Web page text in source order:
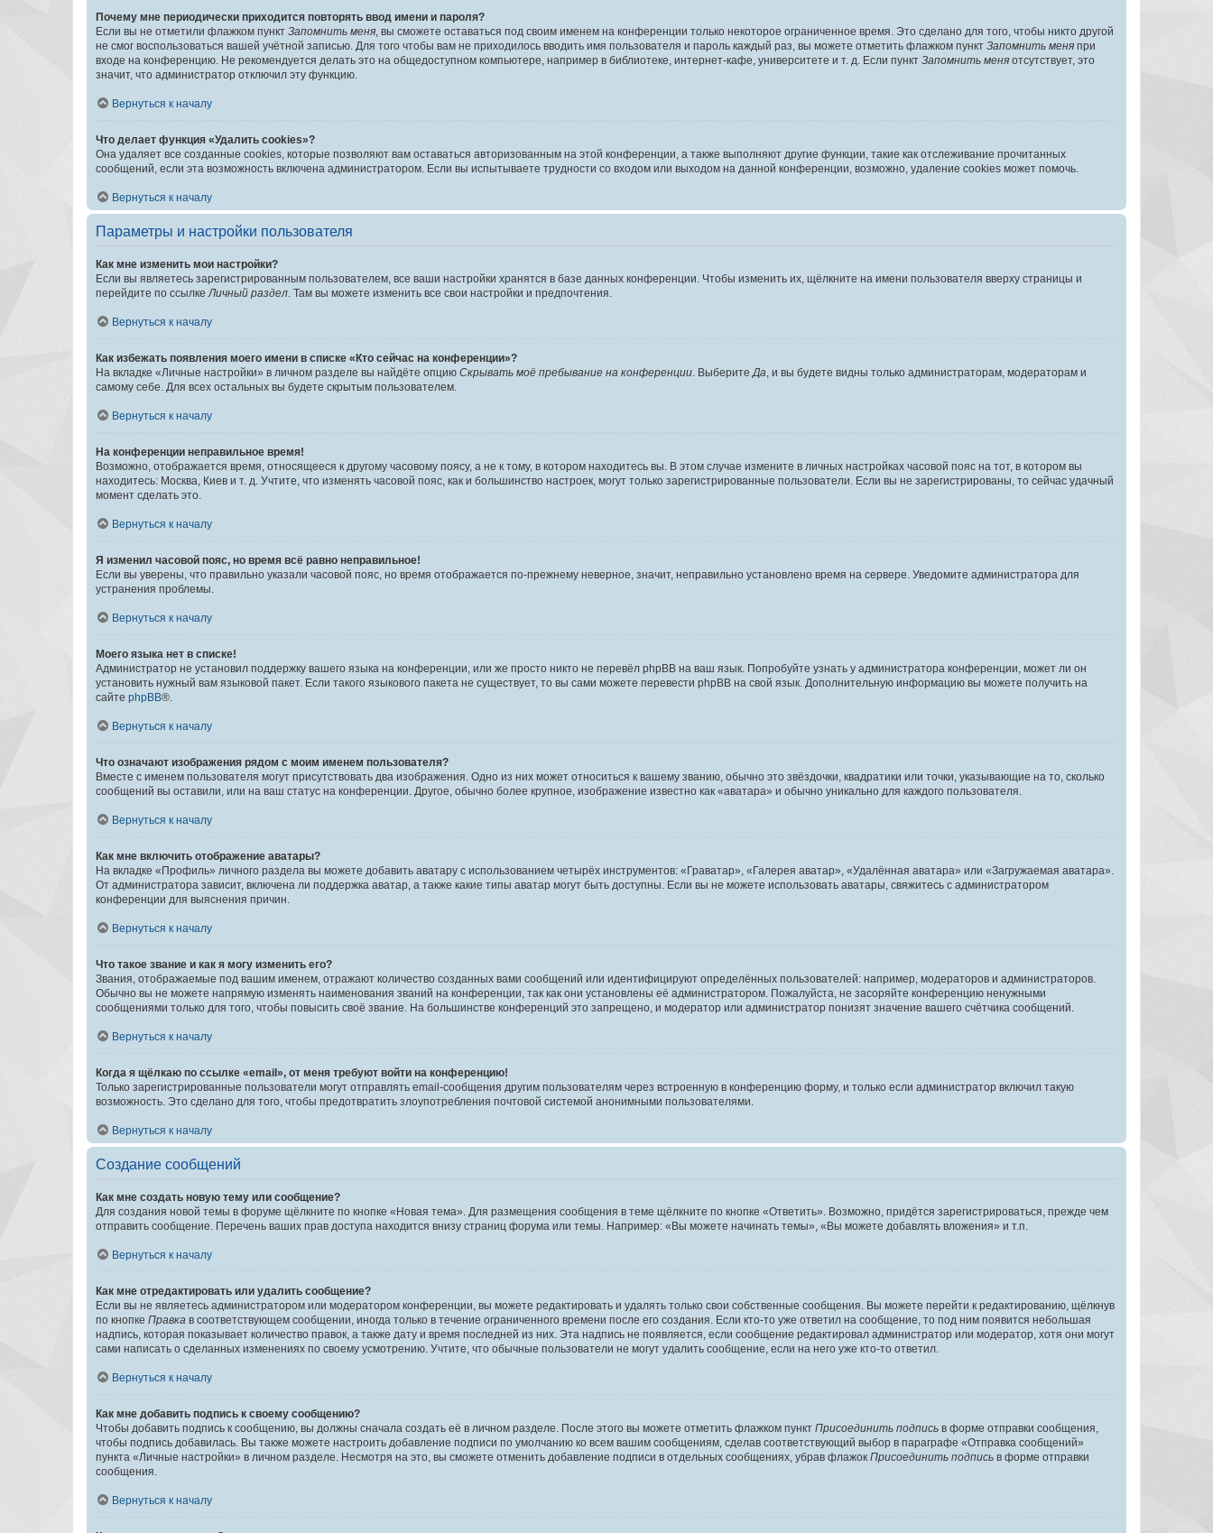
Почему мне периодически приходится повторять ввод имени и пароля?
Если вы не отметили флажком пункт Запомнить меня , вы сможете оставаться под своим именем на конференции только некоторое ограниченное время. Это сделано для того, чтобы никто другой
не смог воспользоваться вашей учётной записью. Для того чтобы вам не приходилось вводить имя пользователя и пароль каждый раз, вы можете отметить флажком пункт Запомнить меня при
входе на конференцию. Не рекомендуется делать это на общедоступном компьютере, например в библиотеке, интернет-кафе, университете и т. д. Если пункт Запомнить меня отсутствует, это
значит, что администратор отключил эту функцию.
Вернуться к началу
Что делает функция «Удалить cookies»?
Она удаляет все созданные cookies, которые позволяют вам оставаться авторизованным на этой конференции, а также выполняют другие функции, такие как отслеживание прочитанных
сообщений, если эта возможность включена администратором. Если вы испытываете трудности со входом или выходом на данной конференции, возможно, удаление cookies может помочь.
Вернуться к началу
Параметры и настройки пользователя
Как мне изменить мои настройки?
Если вы являетесь зарегистрированным пользователем, все ваши настройки хранятся в базе данных конференции. Чтобы изменить их, щёлкните на имени пользователя вверху страницы и
перейдите по ссылке Личный раздел . Там вы можете изменить все свои настройки и предпочтения.
Вернуться к началу
Как избежать появления моего имени в списке «Кто сейчас на конференции»?
На вкладке «Личные настройки» в личном разделе вы найдёте опцию Скрывать моё пребывание на конференции . Выберите Да , и вы будете видны только администраторам, модераторам и
самому себе. Для всех остальных вы будете скрытым пользователем.
Вернуться к началу
На конференции неправильное время!
Возможно, отображается время, относящееся к другому часовому поясу, а не к тому, в котором находитесь вы. В этом случае измените в личных настройках часовой пояс на тот, в котором вы
находитесь: Москва, Киев и т. д. Учтите, что изменять часовой пояс, как и большинство настроек, могут только зарегистрированные пользователи. Если вы не зарегистрированы, то сейчас удачный
момент сделать это.
Вернуться к началу
Я изменил часовой пояс, но время всё равно неправильное!
Если вы уверены, что правильно указали часовой пояс, но время отображается по-прежнему неверное, значит, неправильно установлено время на сервере. Уведомите администратора для
устранения проблемы.
Вернуться к началу
Моего языка нет в списке!
Администратор не установил поддержку вашего языка на конференции, или же просто никто не перевёл phpBB на ваш язык. Попробуйте узнать у администратора конференции, может ли он
установить нужный вам языковой пакет. Если такого языкового пакета не существует, то вы сами можете перевести phpBB на свой язык. Дополнительную информацию вы можете получить на
сайте phpBB®.
Вернуться к началу
Что означают изображения рядом с моим именем пользователя?
Вместе с именем пользователя могут присутствовать два изображения. Одно из них может относиться к вашему званию, обычно это звёздочки, квадратики или точки, указывающие на то, сколько
сообщений вы оставили, или на ваш статус на конференции. Другое, обычно более крупное, изображение известно как «аватара» и обычно уникально для каждого пользователя.
Вернуться к началу
Как мне включить отображение аватары?
На вкладке «Профиль» личного раздела вы можете добавить аватару с использованием четырёх инструментов: «Граватар», «Галерея аватар», «Удалённая аватара» или «Загружаемая аватара».
От администратора зависит, включена ли поддержка аватар, а также какие типы аватар могут быть доступны. Если вы не можете использовать аватары, свяжитесь с администратором
конференции для выяснения причин.
Вернуться к началу
Что такое звание и как я могу изменить его?
Звания, отображаемые под вашим именем, отражают количество созданных вами сообщений или идентифицируют определённых пользователей: например, модераторов и администраторов.
Обычно вы не можете напрямую изменять наименования званий на конференции, так как они установлены её администратором. Пожалуйста, не засоряйте конференцию ненужными
сообщениями только для того, чтобы повысить своё звание. На большинстве конференций это запрещено, и модератор или администратор понизят значение вашего счётчика сообщений.
Вернуться к началу
Когда я щёлкаю по ссылке «email», от меня требуют войти на конференцию!
Только зарегистрированные пользователи могут отправлять email-сообщения другим пользователям через встроенную в конференцию форму, и только если администратор включил такую
возможность. Это сделано для того, чтобы предотвратить злоупотребления почтовой системой анонимными пользователями.
Вернуться к началу
Создание сообщений
Как мне создать новую тему или сообщение?
Для создания новой темы в форуме щёлкните по кнопке «Новая тема». Для размещения сообщения в теме щёлкните по кнопке «Ответить». Возможно, придётся зарегистрироваться, прежде чем
отправить сообщение. Перечень ваших прав доступа находится внизу страниц форума или темы. Например: «Вы можете начинать темы», «Вы можете добавлять вложения» и т.п.
Вернуться к началу
Как мне отредактировать или удалить сообщение?
Если вы не являетесь администратором или модератором конференции, вы можете редактировать и удалять только свои собственные сообщения. Вы можете перейти к редактированию, щёлкнув
по кнопке Правка в соответствующем сообщении, иногда только в течение ограниченного времени после его создания. Если кто-то уже ответил на сообщение, то под ним появится небольшая
надпись, которая показывает количество правок, а также дату и время последней из них. Эта надпись не появляется, если сообщение редактировал администратор или модератор, хотя они могут
сами написать о сделанных изменениях по своему усмотрению. Учтите, что обычные пользователи не могут удалить сообщение, если на него уже кто-то ответил.
Вернуться к началу
Как мне добавить подпись к своему сообщению?
Чтобы добавить подпись к сообщению, вы должны сначала создать её в личном разделе. После этого вы можете отметить флажком пункт Присоединить подпись в форме отправки сообщения,
чтобы подпись добавилась. Вы также можете настроить добавление подписи по умолчанию ко всем вашим сообщениям, сделав соответствующий выбор в параграфе «Отправка сообщений»
пункта «Личные настройки» в личном разделе. Несмотря на это, вы сможете отменить добавление подписи в отдельных сообщениях, убрав флажок Присоединить подпись в форме отправки
сообщения.
Вернуться к началу